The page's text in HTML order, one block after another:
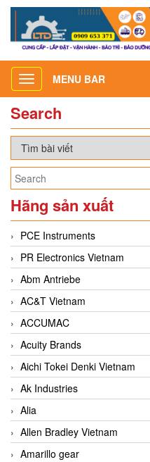
Toggle
navigation
MENU BAR
Search
Hãng sản xuất
PCE Instruments
PR Electronics Vietnam
Abm Antriebe
AC&T Vietnam
ACCUMAC
Acuity Brands
Aichi Tokei Denki Vietnam
Ak Industries
Alia
Allen Bradley Vietnam
Amarillo gear